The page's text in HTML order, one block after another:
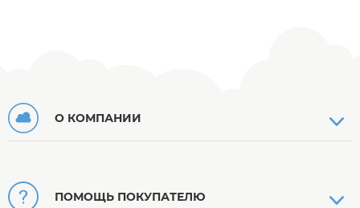
О КОМПАНИИ
ПОМОЩЬ ПОКУПАТЕЛЮ